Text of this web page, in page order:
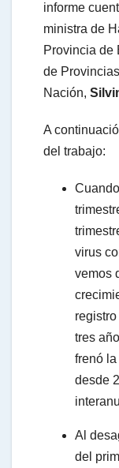
informe
ministra de
Provincia de
de
Nación,
A
del trabajo:
virus
vemos
tres
frenó
desde
Al
del